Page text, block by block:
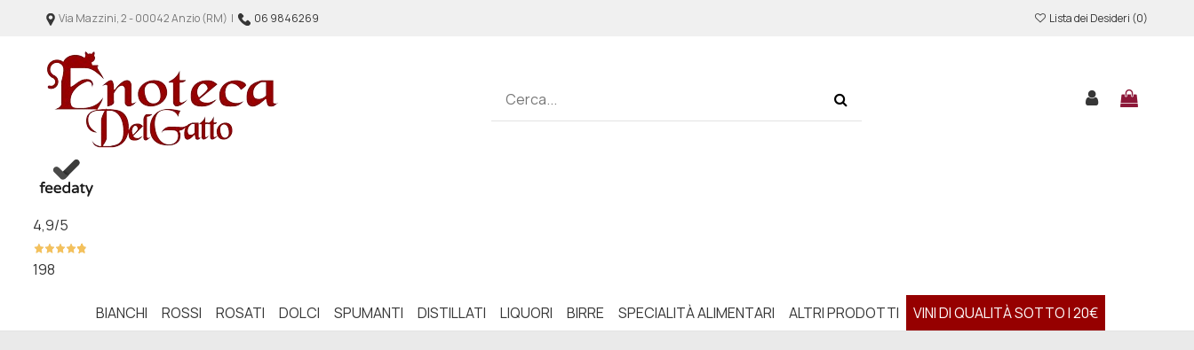
Via Mazzini, 2 - 00042 Anzio (RM) | 06 9846269 Lista dei Desideri (0)
4,9/5
198
BIANCHI ROSSI ROSATI DOLCI SPUMANTI DISTILLATI LIQUORI BIRRE SPECIALITÀ ALIMENTARI ALTRI PRODOTTI VINI DI QUALITÀ SOTTO I 20€